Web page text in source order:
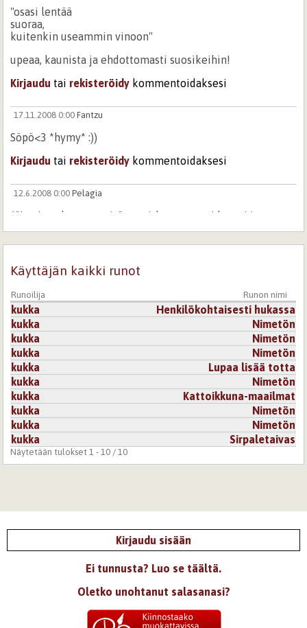
"osasi lentää
suoraa,
kuitenkin useammin vinoon"
upeaa, kaunista ja ehdottomasti suosikeihin!
Kirjaudu tai rekisteröidy kommentoidaksesi
17.11.2008 0:00 Fantzu
Söpö<3 *hymy* :))
Kirjaudu tai rekisteröidy kommentoidaksesi
12.6.2008 0:00 Pelagia
Jäin ajattelemaan mitä sanoitkaan, runosi kertoi jo
Ihana.
Kirjaudutairekisteröidykommentoidaksesi
5.2.2008 0:00iksu69
aivan ihanan hellyttävä ja koskettava
pidin kovasti<3
Kirjaudutairekisteröidykommentoidaksesi
31.1.2008 0:00sazze
Kirjaudutairekisteröidykommentoidaksesi
ÖidenKruunu
Älyttömän söpö <3
Pojan nimi on aikas ihana:)
rekisteröidykommentoidaksesi
Käyttäjän kaikki runot
Runoilija Runon nimi
kukka
Henkilökohtaisesti hukassa
kukka
Nimetön
kukka
Nimetön
kukka
Nimetön
kukka
Lupaa lisää totta
kukka
Nimetön
kukka
Kattoikkuna-maailmat
kukka
Nimetön
kukka
Nimetön
kukka
Sirpaletaivas
Näytetään tulokset 1 - 10 / 10
Kirjaudu sisään
Ei tunnusta? Luo se täältä.
Oletko unohtanut salasanasi?